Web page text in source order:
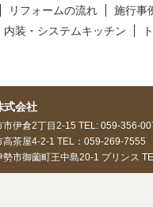
リフォームの流れ
施行事
内装・システムキッチン
式会社
伊倉2丁目2-15 TEL: 059-356-
高茶屋4-2-1 TEL：059-269-
市御薗町王中島20-1 プリンス